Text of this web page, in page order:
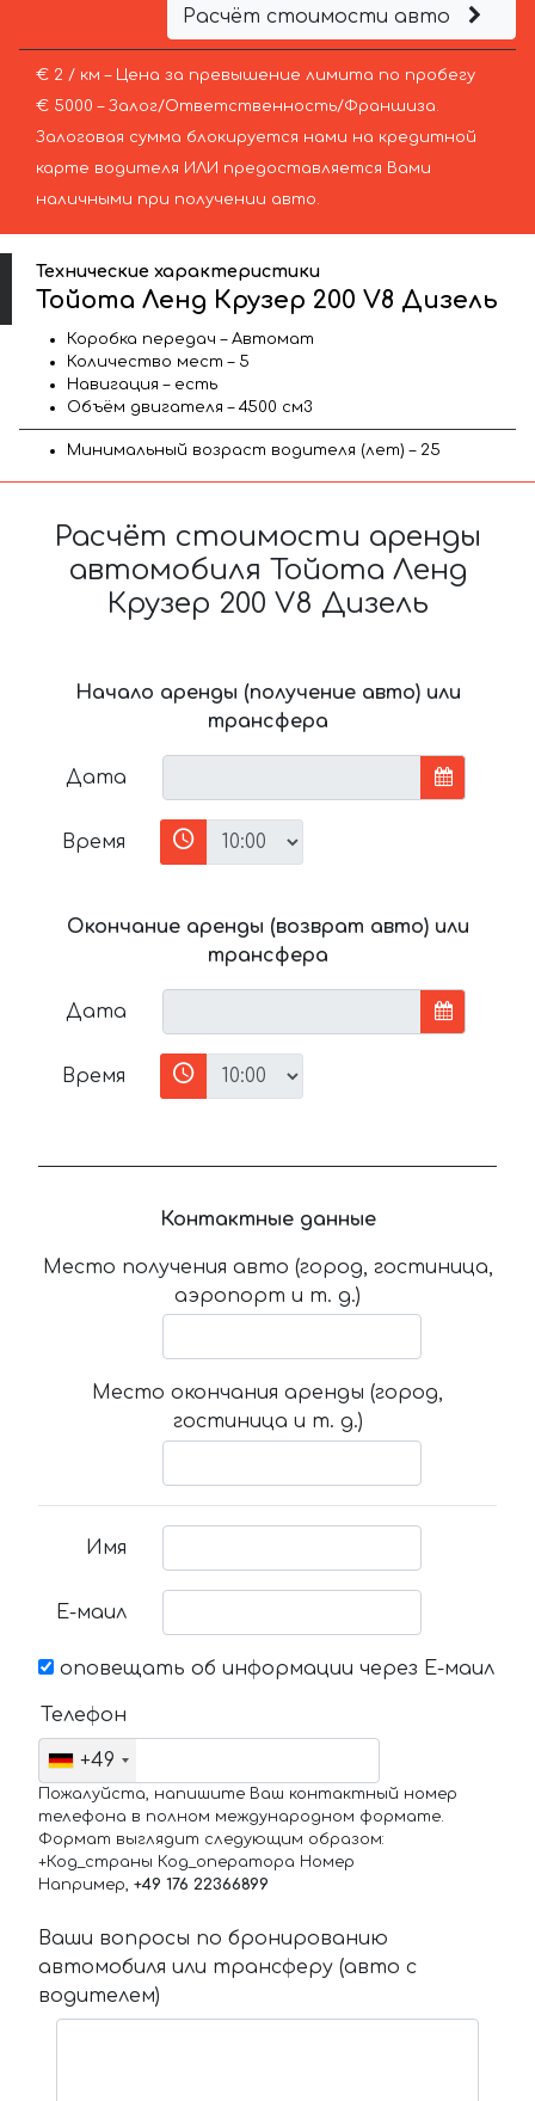
Расчёт стоимости авто
€ 2 / км – Цена за превышение лимита по пробегу
€ 5000 – Залог/Ответственность/Франшиза.
Залоговая сумма блокируется нами на кредитной
карте водителя ИЛИ предоставляется Вами
наличными при получении авто.
Технические характеристики
Тойота Ленд Крузер 200 V8 Дизель
Коробка передач – Автомат
Количество мест – 5
Навигация – есть
Объём двигателя – 4500 см3
Минимальный возраст водителя (лет) – 25
Расчёт стоимости аренды
автомобиля Тойота Ленд
Крузер 200 V8 Дизель
Начало аренды (получение авто) или
трансфера
Дата
Время
Окончание аренды (возврат авто) или
трансфера
Дата
Время
Контактные данные
Место получения авто (город, гостиница,
аэропорт и т. д.)
Место окончания аренды (город,
гостиница и т. д.)
Имя
Е-маил
оповещать об информации через Е-маил
Телефон
+49
Пожалуйста, напишите Ваш контактный номер
телефона в полном международном формате.
Формат выглядит следующим образом:
+Код_страны Код_оператора Номер
Например, +49 176 22366899
Ваши вопросы по бронированию
автомобиля или трансферу (авто с
водителем)